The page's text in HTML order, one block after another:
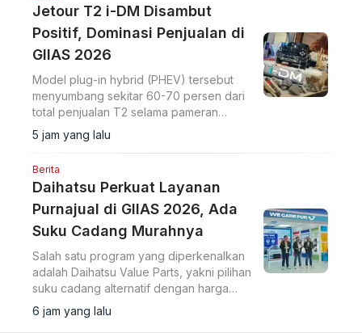
Jetour T2 i-DM Disambut
Positif, Dominasi Penjualan di
GIIAS 2026
Model plug-in hybrid (PHEV) tersebut
menyumbang sekitar 60-70 persen dari
total penjualan T2 selama pameran
berlangsung.
5 jam yang lalu
Berita
Daihatsu Perkuat Layanan
Purnajual di GIIAS 2026, Ada
Suku Cadang Murahnya
Salah satu program yang diperkenalkan
adalah Daihatsu Value Parts, yakni pilihan
suku cadang alternatif dengan harga
lebih terjangkau.
6 jam yang lalu